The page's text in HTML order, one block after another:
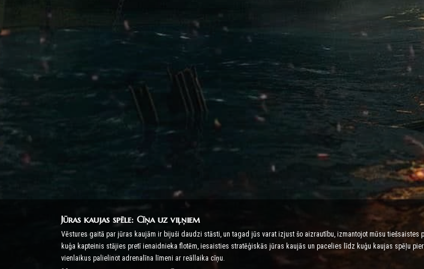
Jūras kaujas spēle: Cīņa uz viļņiem
Vēstures gaitā par jūras kaujām ir bijuši daudzi stāsti, un tagad jūs varat izjust šo aizrautību, izmantojot mūsu
kuģa kapteinis stājies pretī ienaidnieka flotēm, iesaisties stratēģiskās jūras kaujās un pacelies līdz kuģu kaujas spēļu
vienlaikus palielinot adrenalīna līmeni ar reāllaika cīņu.